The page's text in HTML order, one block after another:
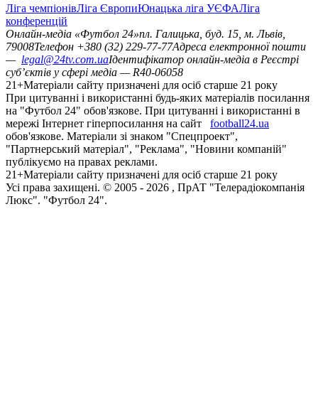
Ліга чемпіонівЛіга ЄвропиЮнацька ліга УЄФАЛіга
конференцій
Онлайн-медіа «Футбол 24»пл. Галицька, буд. 15, м. Львів,
79008Телефон +380 (32) 229-77-77Адреса електронної пошти
— legal@24tv.com.uaІдентифікатор онлайн-медіа в Реєстрі
суб’єктів у сфері медіа — R40-06058
21+Матеріали сайту призначені для осіб старше 21 року
При цитуванні і використанні будь-яких матеріалів посилання
на "Футбол 24" обов'язкове. При цитуванні і використанні в
мережі Інтернет гіперпосилання на сайт
football24.ua
обов'язкове. Матеріали зі знаком "Спецпроект",
"Партнерський матеріал", "Реклама", "Новини компаній"
публікуємо на правах реклами.
21+Матеріали сайту призначені для осіб старше 21 року
Усi права захищенi. © 2005 - 2026 , ПрАТ "Телерадіокомпанія
Люкс". "Футбол 24".